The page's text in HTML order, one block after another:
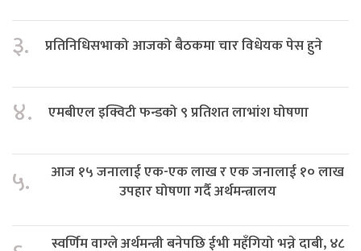
३. प्रतिनिधिसभाको आजको बैठकमा चार विधेयक पेस हुने
४. एमबीएल इक्विटी फन्डको ९ प्रतिशत लाभांश घोषणा
५.
आज १५ जनालाई एक-एक लाख र एक जनालाई १० लाख
उपहार घोषणा गर्दै अर्थमन्त्रालय
स्वर्णिम वाग्ले अर्थमन्त्री बनेपछि ईभी महँगियो भन्ने दाबी, ४८